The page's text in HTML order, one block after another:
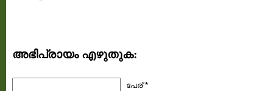
അഭിപ്രായം എഴുതുക:
പേര് *